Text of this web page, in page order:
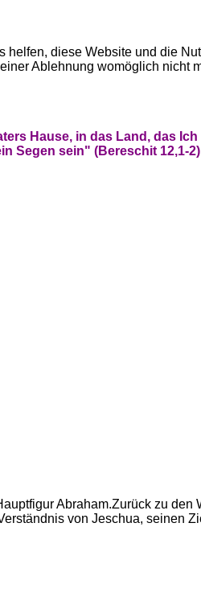
Hause, in das Land, das Ich
Segen sein" (Bereschit 12,1-
Abraham.Zurück zu den
von Jeschua, seinen
diese Website und die
Ablehnung womöglich nicht